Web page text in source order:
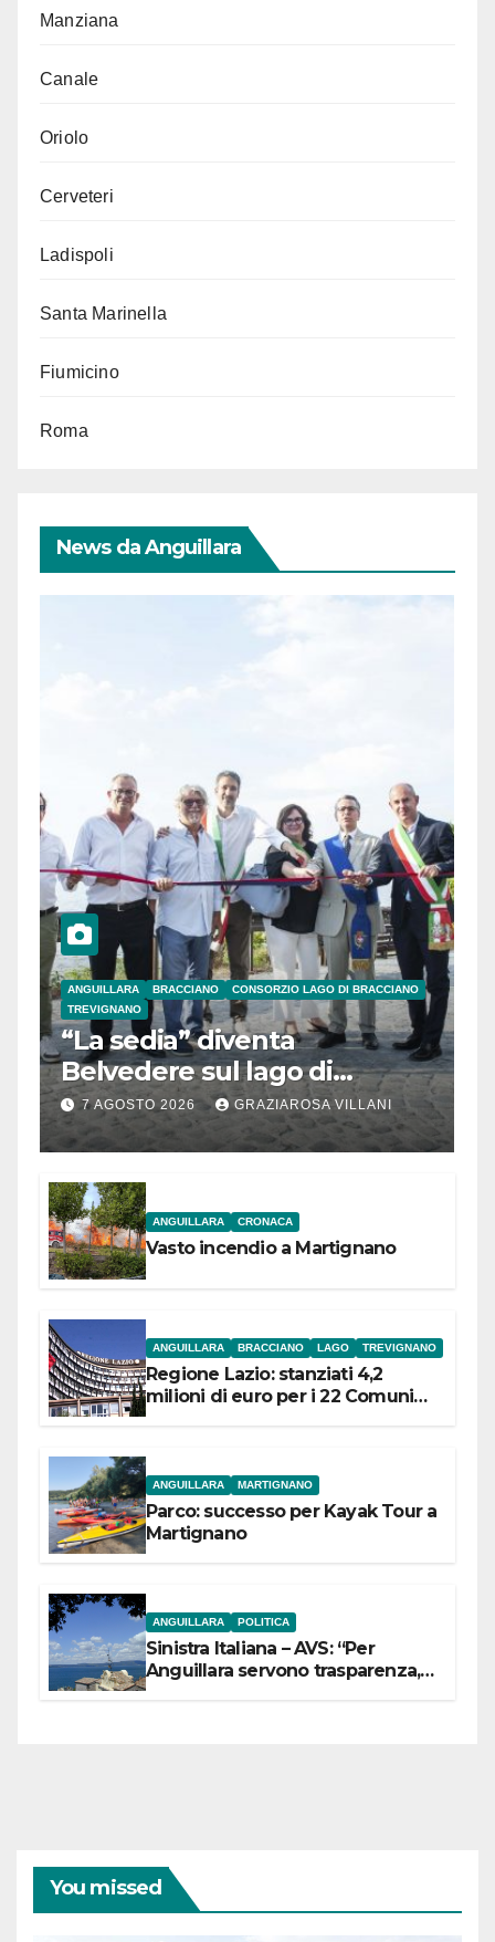
Manziana
Canale
Oriolo
Cerveteri
Ladispoli
Santa Marinella
Fiumicino
Roma
News da Anguillara
ANGUILLARA BRACCIANO
CONSORZIO LAGO DI BRACCIANO
TREVIGNANO
“La sedia” diventa
Belvedere sul lago di
Bracciano: ieri
l’inaugurazione
7 AGOSTO 2026 GRAZIAROSA VILLANI
ANGUILLARA CRONACA
Vasto incendio a Martignano
ANGUILLARA BRACCIANO LAGO TREVIGNANO
Regione Lazio: stanziati 4,2
milioni di euro per i 22 Comuni
ANGUILLARA MARTIGNANO
Parco: successo per Kayak Tour a
Martignano
ANGUILLARA POLITICA
Sinistra Italiana – AVS: “Per
Anguillara servono trasparenza,
You missed